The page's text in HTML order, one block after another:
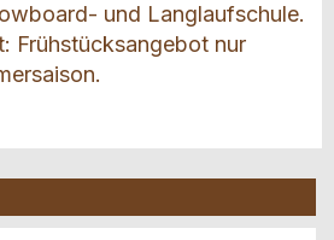
und Langlaufschule.
Frühstücksangebot nur